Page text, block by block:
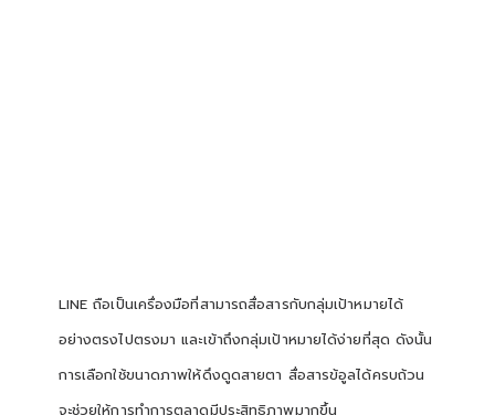
LINE ถือเป็นเครื่องมือที่สามารถสื่อสารกับกลุ่มเป้าหมายได้
อย่างตรงไปตรงมา และเข้าถึงกลุ่มเป้าหมายได้ง่ายที่สุด ดังนั้น
การเลือกใช้ขนาดภาพให้ดึงดูดสายตา สื่อสารข้อูลได้ครบถ้วน
จะช่วยให้การทำการตลาดมีประสิทธิภาพมากขึ้น